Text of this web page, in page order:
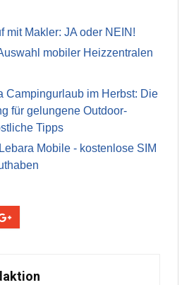
mit Makler: JA oder NEIN!
mobiler Heizzentralen
Campingurlaub im Herbst: Die
für gelungene Outdoor-
Tipps
Mobile - kostenlose SIM